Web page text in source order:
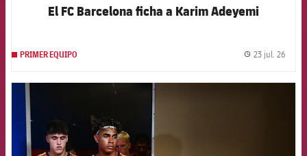
El FC Barcelona ficha a Karim Adeyemi
PRIMER EQUIPO 23 jul. 26
FCB Barcelona badge